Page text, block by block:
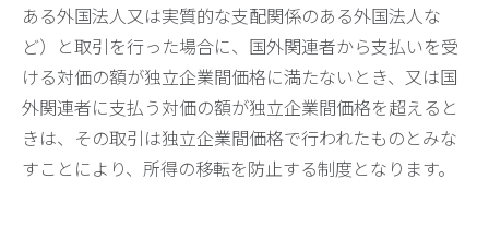
ある外国法人又は実質的な支配関係のある外国法人な
ど）と取引を行った場合に、国外関連者から支払いを受
ける対価の額が独立企業間価格に満たないとき、又は国
外関連者に支払う対価の額が独立企業間価格を超えると
きは、その取引は独立企業間価格で行われたものとみな
すことにより、所得の移転を防止する制度となります。